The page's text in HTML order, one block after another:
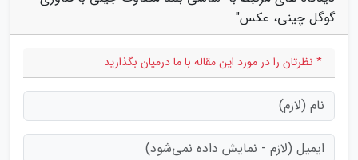
گوگل چینی، عکس"
* نظرتان را در مورد این مقاله با ما درمیان بگذارید